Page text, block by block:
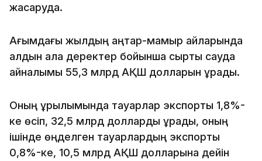
жақсаруда.
Ағымдағы жылдың қаңтар-мамыр айларында
алдын ала деректер бойынша сыртқы сауда
айналымы 55,3 млрд АҚШ долларын құрады.
Оның құрылымында тауарлар экспорты 1,8%-
ке өсіп, 32,5 млрд долларды құрады, оның
ішінде өңделген тауарлардың экспорты
0,8%-ке, 10,5 млрд АҚШ долларына дейін